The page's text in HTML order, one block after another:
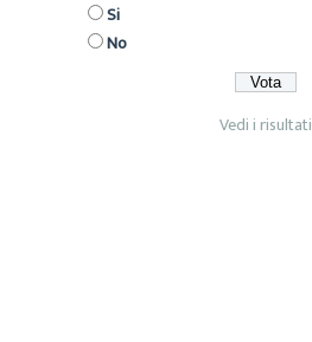
Si
No
Vedi i risultati